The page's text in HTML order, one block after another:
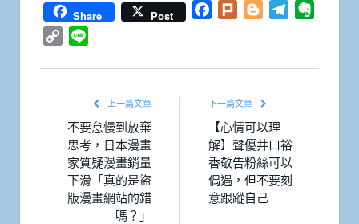
Share Post Facebook
Plurk BloggerTelegram
Copy
上一篇文章
不要怠慢到放棄
思考，日本漫畫
家質疑漫畫銷量
下滑「真的是盜
版漫畫網站的錯
嗎？」
下一篇文章
【心情可以理
解】聲優井口裕
香敬告粉絲可以
偶遇，但不要刻
意跟蹤自己